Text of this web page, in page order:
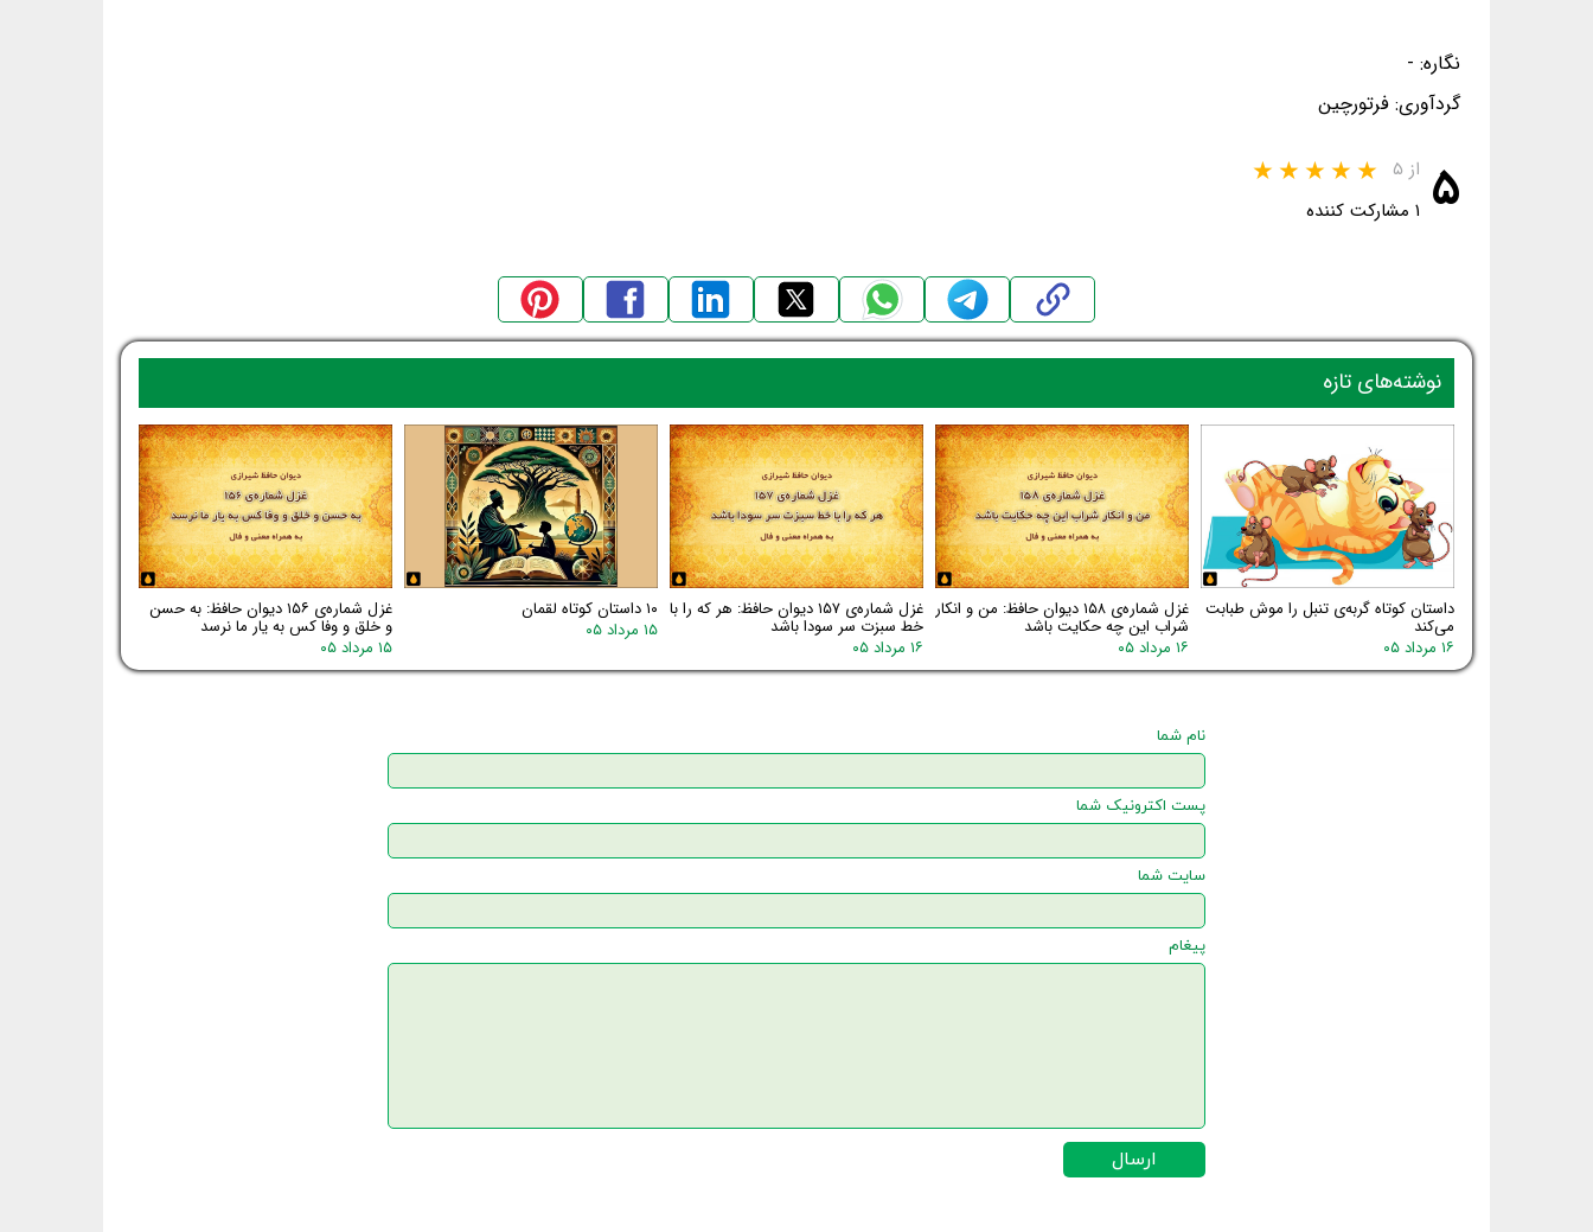
نگاره: -
گردآوری: فرتورچین
۵ از ۵
۱ مشارکت کننده
داستان کوتاه گربه‌ی تنبل را موش طبابت
می‌کند
۱۶ مرداد ۰۵
غزل شماره‌ی ۱۵۸ دیوان حافظ: من و انکار
شراب این چه حکایت باشد
۱۶ مرداد ۰۵
غزل شماره‌ی ۱۵۷ دیوان حافظ: هر که را با
خط سبزت سر سودا باشد
۱۶ مرداد ۰۵
۱۰ داستان کوتاه لقمان
۱۵ مرداد ۰۵
غزل شماره‌ی ۱۵۶ دیوان حافظ: به حسن
و خلق و وفا کس به یار ما نرسد
۱۵ مرداد ۰۵
نوشته‌های تازه
نام شما
پست اکترونیک شما
سایت شما
پیغام
ارسال